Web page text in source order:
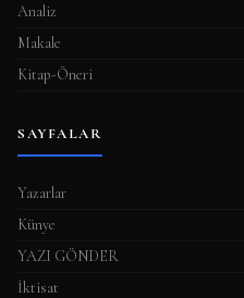
Analiz
Makale
Kitap-Öneri
SAYFALAR
Yazarlar
Künye
YAZI GÖNDER
İktisat